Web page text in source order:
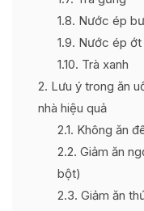
1.8 Nước ép
1.9 Nước ép ớt
1.10 Trà xanh
2 Lưu ý trong ăn
nhà hiệu quả
2.1 Không ăn
2.2 Giảm ăn
bột)
2.3 Giảm ăn